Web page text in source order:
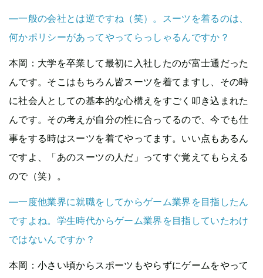
—一般の会社とは逆ですね（笑）。スーツを着るのは、
何かポリシーがあってやってらっしゃるんですか？
本岡 ：大学を卒業して最初に入社したのが富士通だった
んです。そこはもちろん皆スーツを着てますし、その時
に社会人としての基本的な心構えをすごく叩き込まれた
んです。その考えが自分の性に合ってるので、今でも仕
事をする時はスーツを着てやってます。いい点もあるん
ですよ、「あのスーツの人だ」ってすぐ覚えてもらえる
ので（笑）。
―一度他業界に就職をしてからゲーム業界を目指したん
ですよね。学生時代からゲーム業界を目指していたわけ
ではないんですか？
本岡 ：小さい頃からスポーツもやらずにゲームをやって